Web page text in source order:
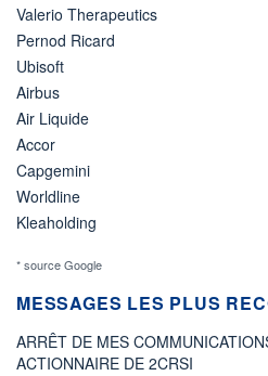
Valerio Therapeutics
Pernod Ricard
Ubisoft
Airbus
Air Liquide
Accor
Capgemini
Worldline
Kleaholding
* source Google
MESSAGES LES PLUS
ARRÊT DE MES
ACTIONNAIRE DE 2CRSI